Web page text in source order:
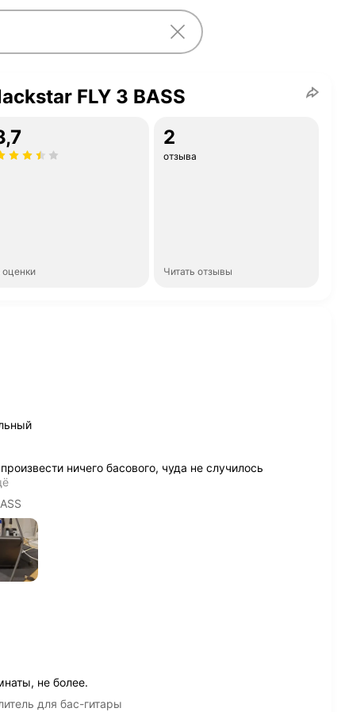
FLY 3 BASS
оценки
2
отзыва
Читать отзывы
ничего басового, чуда не случилось
не более.
для бас-гитары